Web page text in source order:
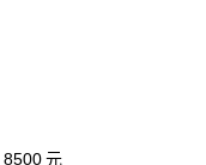
8500元